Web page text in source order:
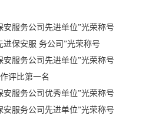
安服务公司先进单位”光荣称号
进保安服 务公司”光荣称号
安服务公司先进单位”光荣称号
评比第一名
安服务公司优秀单位”光荣称号
安服务公司先进单位”光荣称号